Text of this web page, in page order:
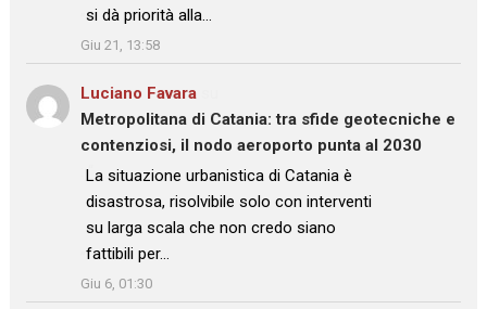
si dà priorità alla…
”
Giu 21, 13:58
Luciano Favara
Metropolitana di Catania: tra sfide geotecniche e
contenziosi, il nodo aeroporto punta al 2030
: “La situazione urbanistica di Catania è
disastrosa, risolvibile solo con interventi
su larga scala che non credo siano
fattibili per…
Giu 6, 01:30